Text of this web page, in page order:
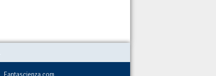
Fantascienza.com